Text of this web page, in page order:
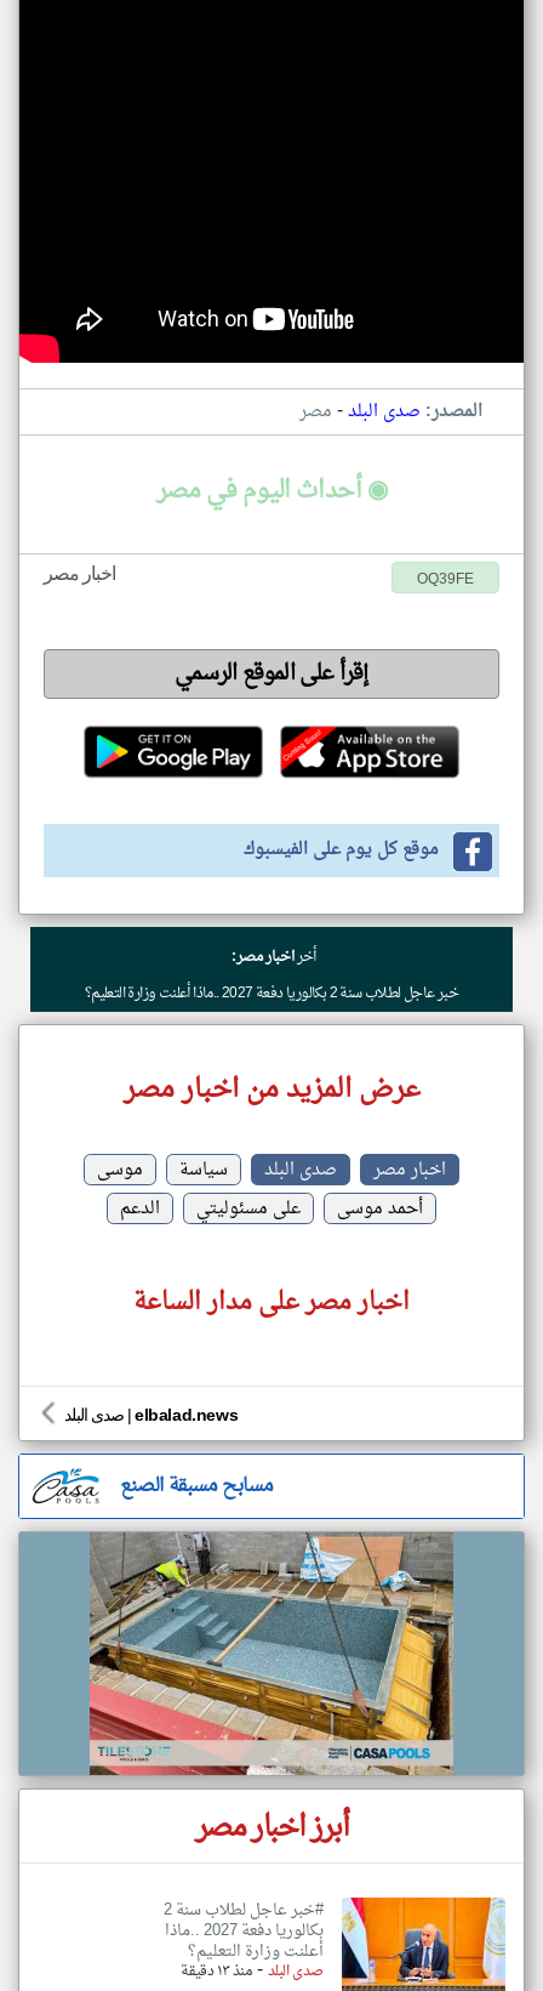
المصدر: صدى البلد-مصر
◉ أحداث اليوم في مصر
اخبار مصر OQ39FE
إقرأ على الموقع الرسمي
موقع كل يوم على الفيسبوك
أخراخبار مصر:
خبر عاجل لطلاب سنة 2 بكالوريا دفعة 2027 ..ماذا أعلنت وزارة التعليم؟
عرض المزيد من اخبار مصر
اخبار مصر صدى البلد سياسة
موسى
أحمد موسى
على مسئوليتي الدعم
اخبار مصر على مدار الساعة
صدى البلد |elbalad.news
مسابح مسبقة الصنع
أبرز اخبار مصر
#خبر عاجل لطلاب سنة 2
بكالوريا دفعة 2027 ..ماذا
أعلنت وزارة التعليم؟
صدى البلد-منذ ١٣ دقيقة